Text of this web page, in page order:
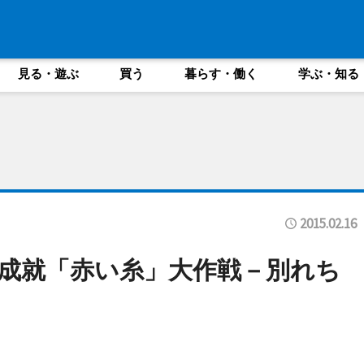
見る・遊ぶ 買う 暮らす・働く 学ぶ・知る
2015.02.16
就「赤い糸」大作戦－別れち